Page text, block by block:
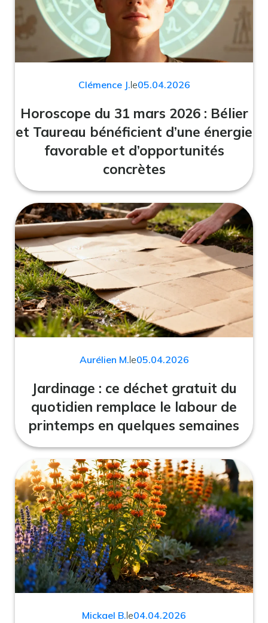
Clémence J.le05.04.2026
Horoscope du 31 mars 2026 : Bélier
et Taureau bénéficient d’une énergie
favorable et d’opportunités
concrètes
Aurélien M.le05.04.2026
Jardinage : ce déchet gratuit du
quotidien remplace le labour de
printemps en quelques semaines
Mickael B.le04.04.2026